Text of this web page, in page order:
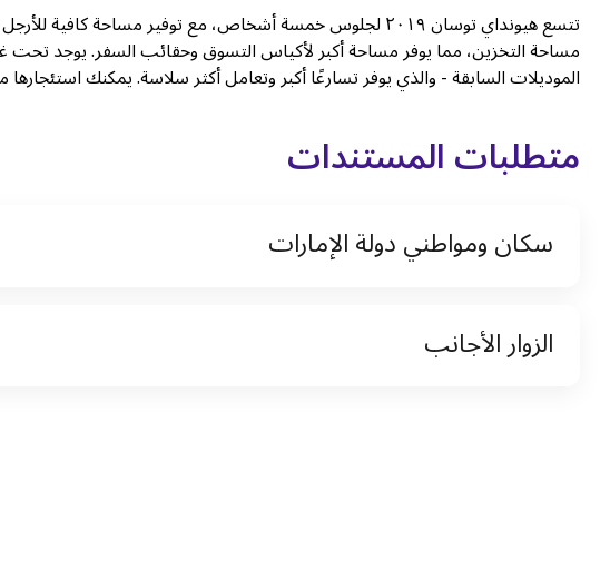
الموديلات السابقة - والذي يوفر تسارعًا أكبر وتعامل أكثر سلاسة. يمكنك استئجارها من كويك ليز
متطلبات المستندات
سكان ومواطني دولة الإمارات
نسخة من تأشيرة الاقامة
الزوار الأجانب